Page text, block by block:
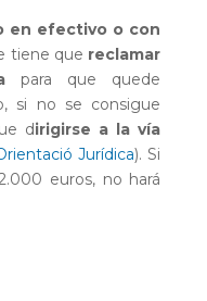
en efectivo o con
tiene que reclamar
para que quede
si no se consigue
dirigirse a la vía
Jurídica). Si
euros, no hará